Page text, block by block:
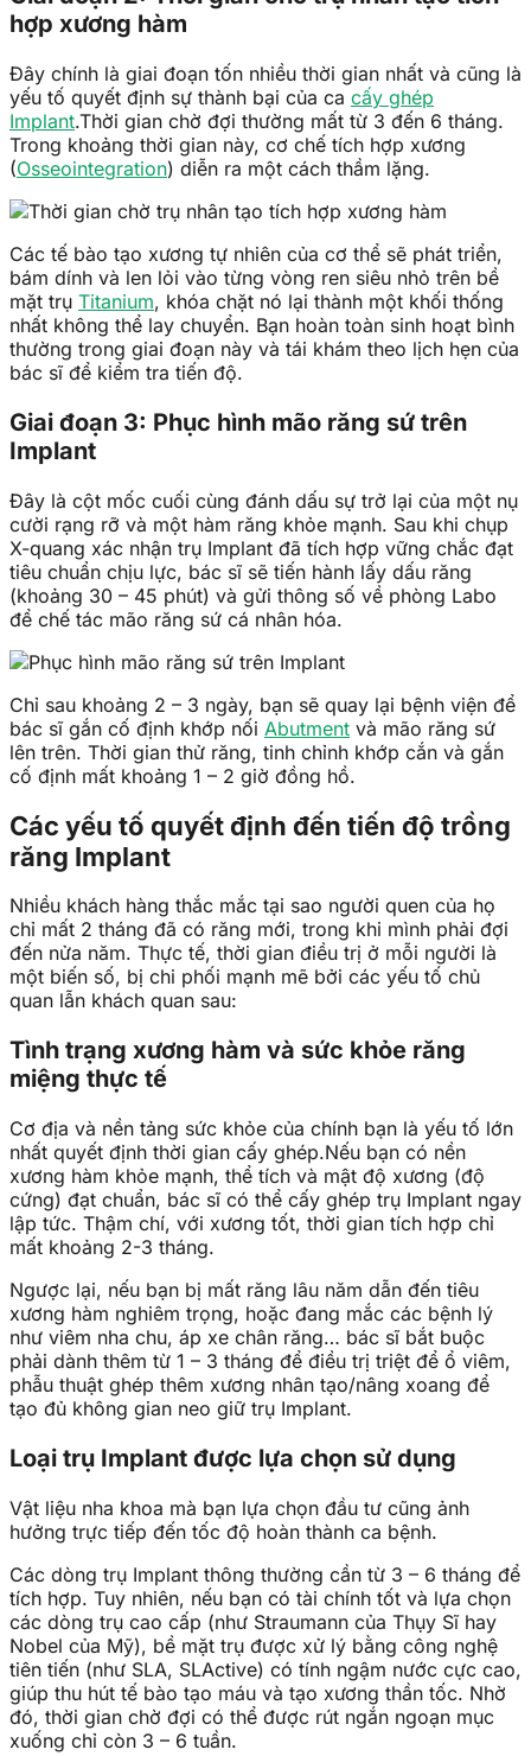
hợp xương hàm
Đây chính là giai đoạn tốn nhiều thời gian nhất và cũng là
yếu tố quyết định sự thành bại của ca cấy ghép
Implant.Thời gian chờ đợi thường mất từ 3 đến 6 tháng.
Trong khoảng thời gian này, cơ chế tích hợp xương
(Osseointegration) diễn ra một cách thầm lặng.
Các tế bào tạo xương tự nhiên của cơ thể sẽ phát triển,
bám dính và len lỏi vào từng vòng ren siêu nhỏ trên bề
mặt trụ Titanium, khóa chặt nó lại thành một khối thống
nhất không thể lay chuyển. Bạn hoàn toàn sinh hoạt bình
thường trong giai đoạn này và tái khám theo lịch hẹn của
bác sĩ để kiểm tra tiến độ.
Giai đoạn 3: Phục hình mão răng sứ trên
Implant
Đây là cột mốc cuối cùng đánh dấu sự trở lại của một nụ
cười rạng rỡ và một hàm răng khỏe mạnh. Sau khi chụp
X-quang xác nhận trụ Implant đã tích hợp vững chắc đạt
tiêu chuẩn chịu lực, bác sĩ sẽ tiến hành lấy dấu răng
(khoảng 30 – 45 phút) và gửi thông số về phòng Labo
để chế tác mão răng sứ cá nhân hóa.
Chỉ sau khoảng 2 – 3 ngày, bạn sẽ quay lại bệnh viện để
bác sĩ gắn cố định khớp nối Abutment và mão răng sứ
lên trên. Thời gian thử răng, tinh chỉnh khớp cắn và gắn
cố định mất khoảng 1 – 2 giờ đồng hồ.
Các yếu tố quyết định đến tiến độ trồng
răng Implant
Nhiều khách hàng thắc mắc tại sao người quen của họ
chỉ mất 2 tháng đã có răng mới, trong khi mình phải đợi
đến nửa năm. Thực tế, thời gian điều trị ở mỗi người là
một biến số, bị chi phối mạnh mẽ bởi các yếu tố chủ
quan lẫn khách quan sau:
Tình trạng xương hàm và sức khỏe răng
miệng thực tế
Cơ địa và nền tảng sức khỏe của chính bạn là yếu tố lớn
nhất quyết định thời gian cấy ghép.Nếu bạn có nền
xương hàm khỏe mạnh, thể tích và mật độ xương (độ
cứng) đạt chuẩn, bác sĩ có thể cấy ghép trụ Implant ngay
lập tức. Thậm chí, với xương tốt, thời gian tích hợp chỉ
mất khoảng 2-3 tháng.
Ngược lại, nếu bạn bị mất răng lâu năm dẫn đến tiêu
xương hàm nghiêm trọng, hoặc đang mắc các bệnh lý
như viêm nha chu, áp xe chân răng… bác sĩ bắt buộc
phải dành thêm từ 1 – 3 tháng để điều trị triệt để ổ viêm,
phẫu thuật ghép thêm xương nhân tạo/nâng xoang để
tạo đủ không gian neo giữ trụ Implant.
Loại trụ Implant được lựa chọn sử dụng
Vật liệu nha khoa mà bạn lựa chọn đầu tư cũng ảnh
hưởng trực tiếp đến tốc độ hoàn thành ca bệnh.
Các dòng trụ Implant thông thường cần từ 3 – 6 tháng để
tích hợp. Tuy nhiên, nếu bạn có tài chính tốt và lựa chọn
các dòng trụ cao cấp (như Straumann của Thụy Sĩ hay
Nobel của Mỹ), bề mặt trụ được xử lý bằng công nghệ
tiên tiến (như SLA, SLActive) có tính ngậm nước cực cao,
giúp thu hút tế bào tạo máu và tạo xương thần tốc. Nhờ
đó, thời gian chờ đợi có thể được rút ngắn ngoạn mục
xuống chỉ còn 3 – 6 tuần.